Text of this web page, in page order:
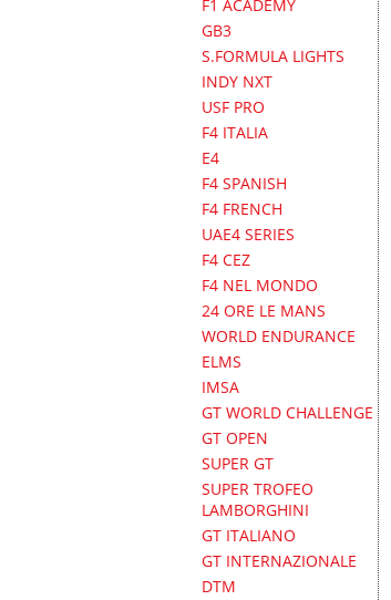
F1 ACADEMY
GB3
S.FORMULA LIGHTS
INDY NXT
USF PRO
F4 ITALIA
E4
F4 SPANISH
F4 FRENCH
UAE4 SERIES
F4 CEZ
F4 NEL MONDO
24 ORE LE MANS
WORLD ENDURANCE
ELMS
IMSA
GT WORLD CHALLENGE
GT OPEN
SUPER GT
SUPER TROFEO
LAMBORGHINI
GT ITALIANO
GT INTERNAZIONALE
DTM